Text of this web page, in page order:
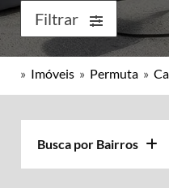
Filtrar
» Imóveis » Permuta »
Busca por Bairros